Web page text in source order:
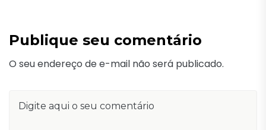
Publique seu comentário
O seu endereço de e-mail não será publicado.